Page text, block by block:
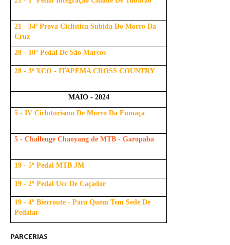
21 - 34ª Prova Ciclistica Subida Do Morro Da
Cruz
28 - 10º Pedal De São Marcos
28 - 3ª XCO - ITAPEMA CROSS COUNTRY
MAIO - 2024
5 - IV Cicloturismo De Morro Da Fumaça
5 - Challenge Chaoyang de MTB - Garopaba
19 - 5º Pedal MTB JM
19 - 2º Pedal Ucc De Caçador
19 - 4º Bierroute - Para Quem Tem Sede De
Pedalar
PARCERIAS